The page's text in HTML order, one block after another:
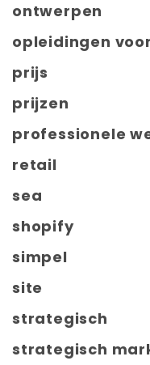
ontwerpen
opleidingen
prijs
prijzen
professionele
retail
sea
shopify
simpel
site
strategisch
strategisch